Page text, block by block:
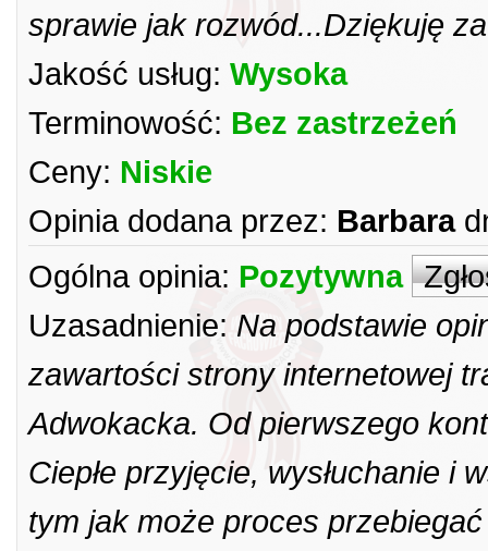
sprawie jak rozwód...Dziękuję
Jakość usług: Wysoka
Terminowość: Bez zastrzeżeń
Ceny: Niskie
Opinia dodana przez: Barbara
Ogólna opinia: Pozytywna
Uzasadnienie: Na podstawie
zawartości strony internetowej
Adwokacka. Od pierwszego
Ciepłe przyjęcie, wysłuchanie i
tym jak może proces